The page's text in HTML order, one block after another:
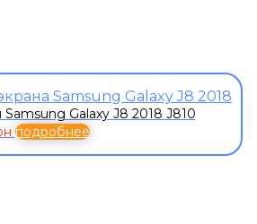
Galaxy J8 2018 J810
подробнее